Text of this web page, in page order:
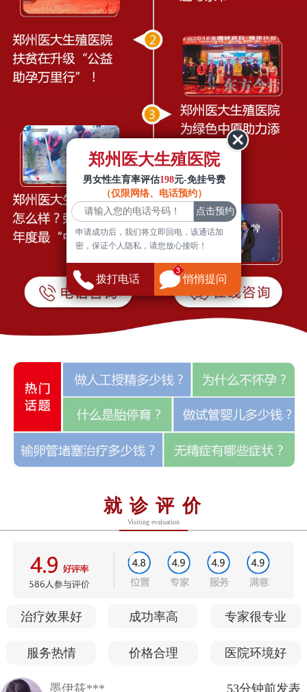
就诊评价
Visiting evaluation
治疗效果好 成功率高 专家很专业
服务热情 价格合理 医院环境好
墨伊筱*** 53分钟前发表
郑州医大生殖医院
男女性生育率评估198元-免挂号费
（仅限网络、电话预约）
申请成功后，我们将立即回电，该通话加
密，保证个人隐私，请您放心接听！
拨打电话 悄悄提问